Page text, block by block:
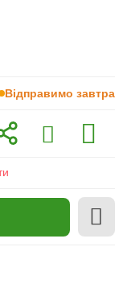
Відправимо завтра